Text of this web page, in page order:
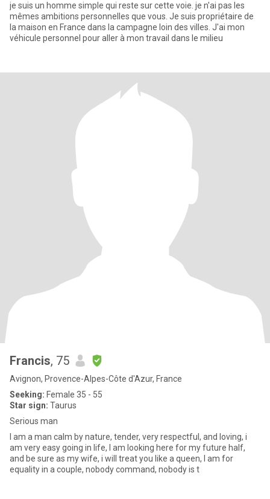
je suis un homme simple qui reste sur cette voie. je n'ai pas les
mêmes ambitions personnelles que vous. Je suis propriétaire de
la maison en France dans la campagne loin des villes. J'ai mon
véhicule personnel pour aller à mon travail dans le milieu
Francis, 75
Avignon, Provence-Alpes-Côte d'Azur, France
Seeking: Female 35 - 55
Star sign: Taurus
Serious man
I am a man calm by nature, tender, very respectful, and loving, i
am very easy going in life, I am looking here for my future half,
and be sure as my wife, i will treat you like a queen, I am for
equality in a couple, nobody command, nobody is t